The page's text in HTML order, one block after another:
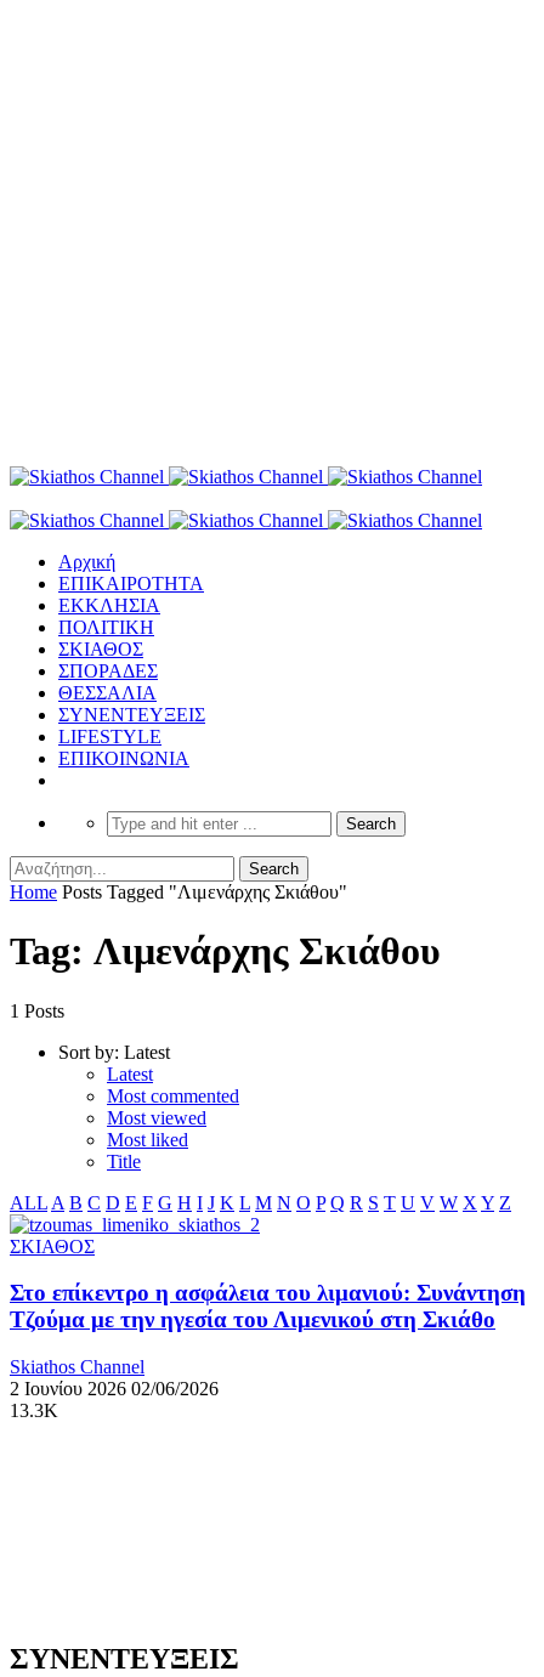
Αρχική
ΕΠΙΚΑΙΡΟΤΗΤΑ
ΕΚΚΛΗΣΙΑ
ΠΟΛΙΤΙΚΗ
ΣΚΙΑΘΟΣ
ΣΠΟΡΑΔΕΣ
ΘΕΣΣΑΛΙΑ
ΣΥΝΕΝΤΕΥΞΕΙΣ
LIFESTYLE
ΕΠΙΚΟΙΝΩΝΙΑ
Home Posts Tagged "Λιμενάρχης Σκιάθου"
Tag: Λιμενάρχης Σκιάθου
1 Posts
Sort by: Latest
Latest
Most commented
Most viewed
Most liked
Title
ALL A B C D E F G H I J K L M N O P Q R S T U V W X Y Z
ΣΚΙΑΘΟΣ
Στο επίκεντρο η ασφάλεια του λιμανιού: Συνάντηση
Τζούμα με την ηγεσία του Λιμενικού στη Σκιάθο
Skiathos Channel
2 Ιουνίου 2026 02/06/2026
13.3K
ΣΥΝΕΝΤΕΥΞΕΙΣ